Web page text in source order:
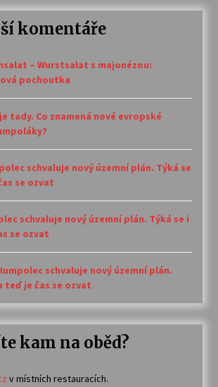
komentáře
– Wurstsalat s majonézou:
pochoutka
tady. Co znamená nové evropské
schvaluje nový územní plán. Týká se
se ozvat
schvaluje nový územní plán. Týká se i
se ozvat
schvaluje nový územní plán.
teď je čas se ozvat
kam na oběd?
v místních restauracích.